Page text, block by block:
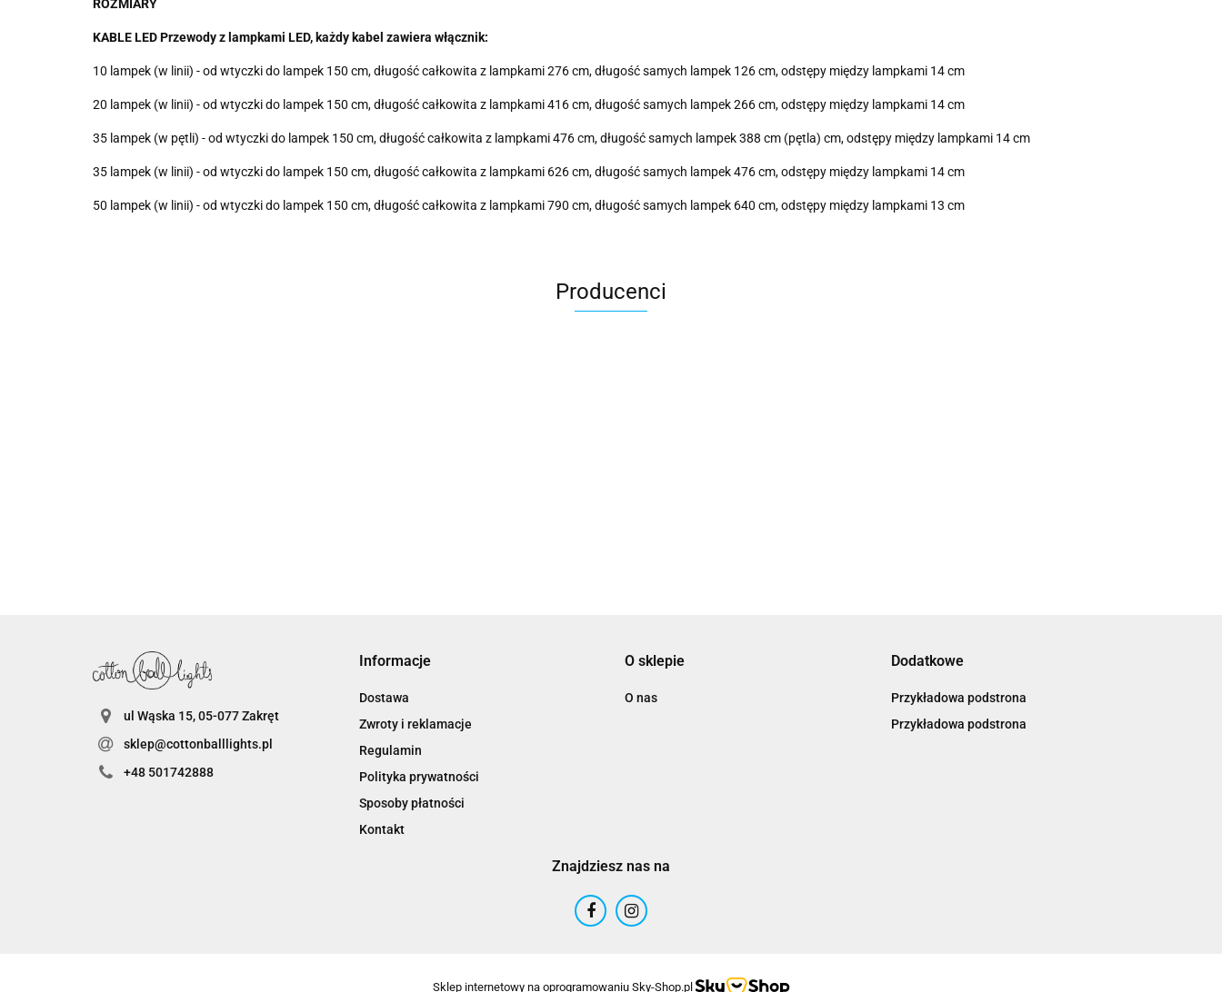
ROZMIARY
KABLE LED Przewody z lampkami LED, każdy kabel zawiera włącznik:
10 lampek (w linii) - od wtyczki do lampek 150 cm, długość całkowita z lampkami 276 cm, długość samych lampek 126 cm, odstępy między lampkami 14 cm
20 lampek (w linii) - od wtyczki do lampek 150 cm, długość całkowita z lampkami 416 cm, długość samych lampek 266 cm, odstępy między lampkami 14 cm
35 lampek (w pętli) - od wtyczki do lampek 150 cm, długość całkowita z lampkami 476 cm, długość samych lampek 388 cm (pętla) cm, odstępy między lampkami 14 cm
35 lampek (w linii) - od wtyczki do lampek 150 cm, długość całkowita z lampkami 626 cm, długość samych lampek 476 cm, odstępy między lampkami 14 cm
50 lampek (w linii) - od wtyczki do lampek 150 cm, długość całkowita z lampkami 790 cm, długość samych lampek 640 cm, odstępy między lampkami 13 cm
Producenci
ul Wąska 15, 05-077 Zakręt
sklep@cottonballlights.pl
+48 501742888
Informacje
Dostawa
Zwroty i reklamacje
Regulamin
Polityka prywatności
Sposoby płatności
Kontakt
O sklepie
O nas
Dodatkowe
Przykładowa podstrona
Przykładowa podstrona
Znajdziesz nas na
Sklep internetowy na oprogramowaniu Sky-Shop.pl